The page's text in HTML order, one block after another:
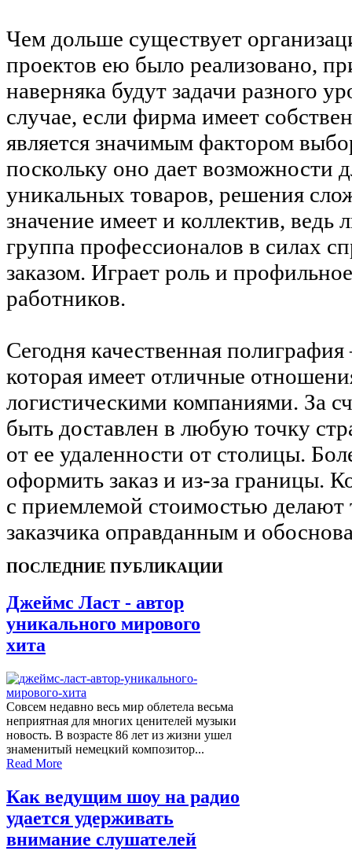
Чем дольше существует
проектов ею было реализовано,
наверняка будут задачи разного
случае, если фирма имеет
является значимым фактором
поскольку оно дает возможности
уникальных товаров, решения
значение имеет и коллектив, ведь
группа профессионалов в силах
заказом. Играет роль и
работников.
Сегодня качественная
которая имеет отличные
логистическими компаниями. За
быть доставлен в любую точку
от ее удаленности от столицы.
оформить заказ и из-за границы.
с приемлемой стоимостью делают
заказчика оправданным и
ПОСЛЕДНИЕ ПУБЛИКАЦИИ
Джеймс Ласт - автор
уникального мирового
хита
Совсем недавно весь мир облетела весьма
неприятная для многих ценителей музыки
новость. В возрасте 86 лет из жизни ушел
знаменитый немецкий композитор...
Read More
Как ведущим шоу на радио
удается удерживать
внимание слушателей